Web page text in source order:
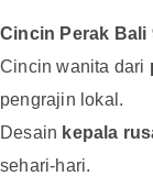
Cincin Perak Bali
Cincin wanita dari
pengrajin lokal.
Desain kepala
sehari-hari.